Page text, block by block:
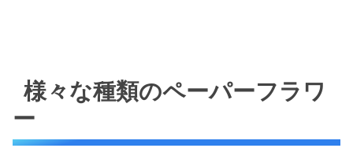
様々な種類のペーパーフラワ
ー